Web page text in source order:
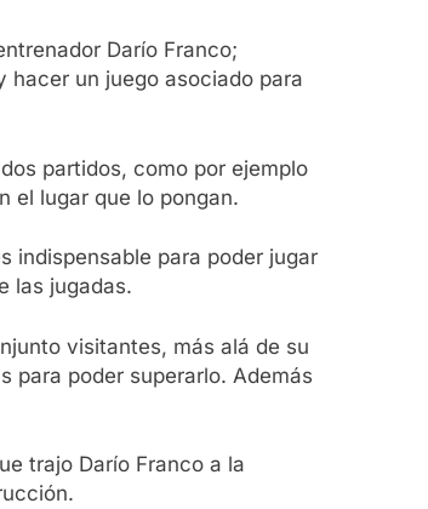
Darío Franco;
hacer un juego asociado para
partidos, como por ejemplo
el lugar que lo pongan.
indispensable para poder jugar
las jugadas.
visitantes, más alá de su
para poder superarlo. Además
trajo Darío Franco a la